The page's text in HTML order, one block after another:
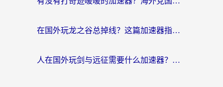
在国外玩龙之谷总掉线？这篇加速器指南帮你告别延迟卡顿！
人在国外玩剑与远征需要什么加速器？老玩家亲测的避坑指南来了